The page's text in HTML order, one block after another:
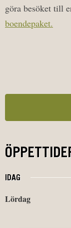
göra besöket till
boendepaket.
IDAG
Lördag